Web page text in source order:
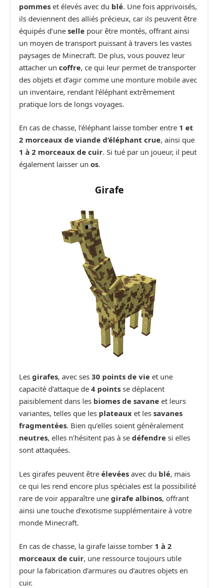
pommes et élevés avec du blé. Une fois apprivoisés,
ils deviennent des alliés précieux, car ils peuvent être
équipés d’une selle pour être montés, offrant ainsi
un moyen de transport puissant à travers les vastes
paysages de Minecraft. De plus, vous pouvez leur
attacher un coffre, ce qui leur permet de transporter
des objets et d’agir comme une monture mobile avec
un inventaire, rendant l’éléphant extrêmement
pratique lors de longs voyages.
En cas de chasse, l’éléphant laisse tomber entre 1 et
2 morceaux de viande d’éléphant crue, ainsi que
1 à 2 morceaux de cuir. Si tué par un joueur, il peut
également laisser un os.
Girafe
Les girafes, avec ses 30 points de vie et une
capacité d’attaque de 4 points se déplacent
paisiblement dans les biomes de savane et leurs
variantes, telles que les plateaux et les savanes
fragmentées. Bien qu’elles soient généralement
neutres, elles n’hésitent pas à se défendre si elles
sont attaquées.
Les girafes peuvent être élevées avec du blé, mais
ce qui les rend encore plus spéciales est la possibilité
rare de voir apparaître une girafe albinos, offrant
ainsi une touche d’exotisme supplémentaire à votre
monde Minecraft.
En cas de chasse, la girafe laisse tomber 1 à 2
morceaux de cuir, une ressource toujours utile
pour la fabrication d’armures ou d’autres objets en
cuir.